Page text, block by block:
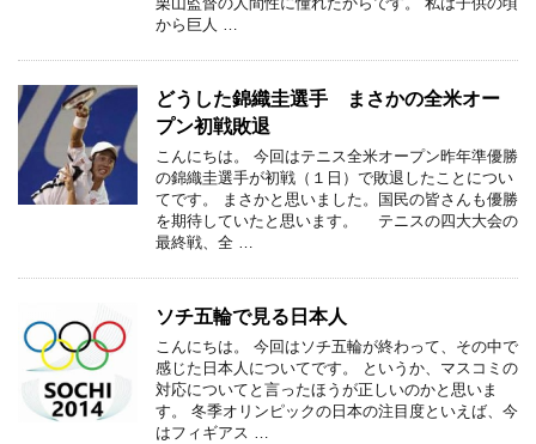
から巨人 …
どうした錦織圭選手 まさかの全米オー
プン初戦敗退
こんにちは。 今回はテニス全米オープン昨年準優勝
の錦織圭選手が初戦（１日）で敗退したことについ
てです。 まさかと思いました。国民の皆さんも優勝
を期待していたと思います。 テニスの四大大会の
最終戦、全 …
ソチ五輪で見る日本人
こんにちは。 今回はソチ五輪が終わって、その中で
感じた日本人についてです。 というか、マスコミの
対応についてと言ったほうが正しいのかと思いま
す。 冬季オリンピックの日本の注目度といえば、今
はフィギアス …